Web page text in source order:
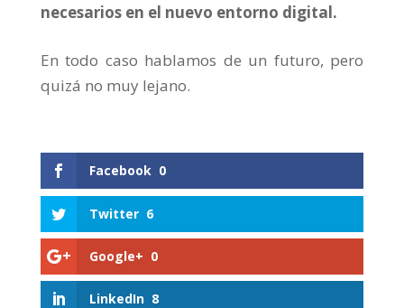
necesarios en el nuevo entorno digital.
En todo caso hablamos de un futuro, pero
quizá no muy lejano.
Facebook 0
Twitter 6
Google+ 0
LinkedIn 8